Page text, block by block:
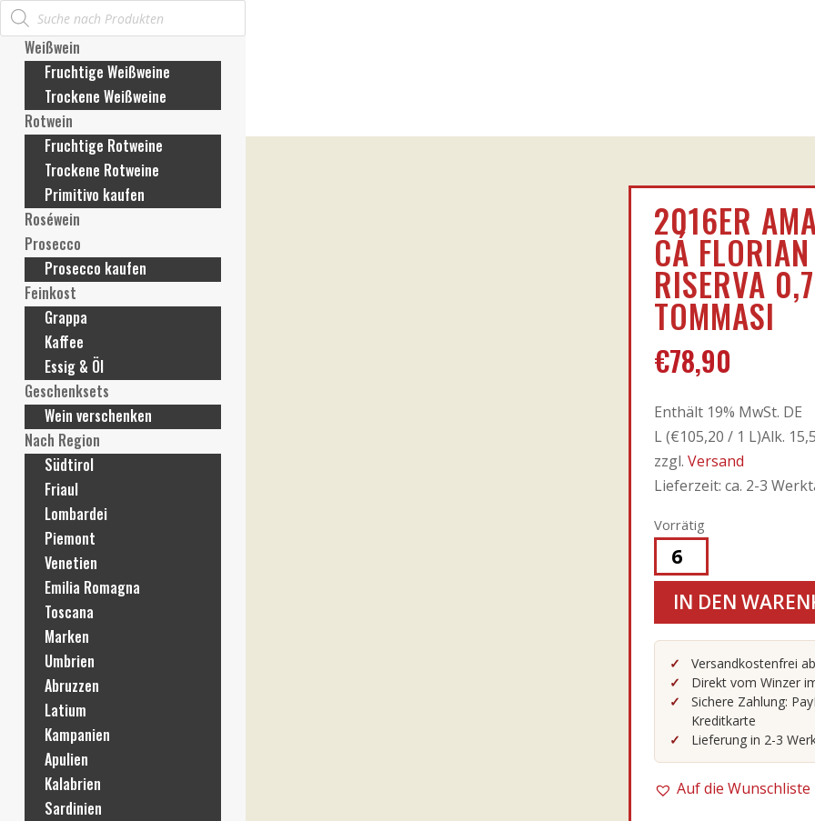
2016ER
CÁ FLORIAN
RISERVA
TOMMASI
€78,90
Enthält 19% MwSt. DE
L (€105,20 / 1 L)Alk.
zzgl. Versand
Lieferzeit: ca. 2-3
Vorrätig
2016er
Amarone
Florian
RISERVA
0,75l
Tommasi
Menge
IN DEN
Versandkostenfrei
Direkt vom Winzer
Sichere Zahlung:
Kreditkarte
Lieferung in 2-3
Auf die Wunschliste
Mein Konto
Anmelden / Konto erstellen
Meine Bestellungen
Meine Rechnungen
Meine Adresse
Meine Zahlungsmethoden
Konto-Details
Passwort vergessen
Wunschliste
Mein Warenkorb
Products
search
Weißwein
Fruchtige Weißweine
Trockene Weißweine
Rotwein
Fruchtige Rotweine
Trockene Rotweine
Primitivo kaufen
Roséwein
Prosecco
Prosecco kaufen
Feinkost
Grappa
Kaffee
Essig & Öl
Geschenksets
Wein verschenken
Nach Region
Südtirol
Friaul
Lombardei
Piemont
Venetien
Emilia Romagna
Toscana
Marken
Umbrien
Abruzzen
Latium
Kampanien
Apulien
Kalabrien
Sardinien